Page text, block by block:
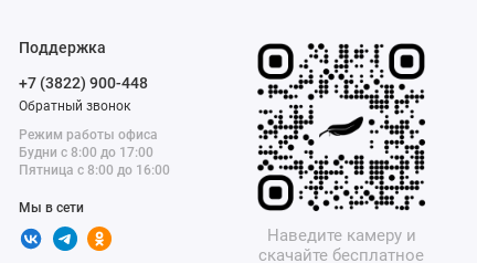
Поддержка
+7 (3822) 900-448
Обратный звонок
Режим работы офиса
Будни с 8:00 до 17:00
Пятница с 8:00 до 16:00
Мы в сети
Наведите камеру и
скачайте бесплатное